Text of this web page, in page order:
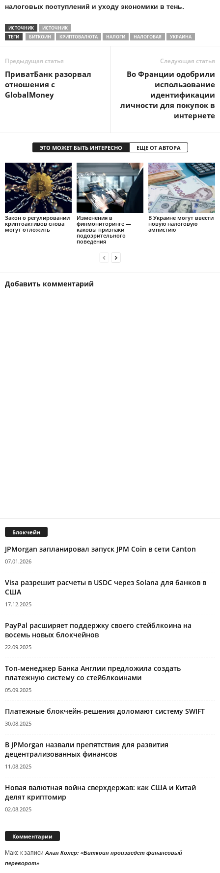
налоговых поступлений и уходу экономики в тень.
ИСТОЧНИК
ИСТОЧНИК
ТЕГИ
БИТКОИН КРИПТОВАЛЮТА НАЛОГИ НАЛОГОВАЯ УКРАИНА
Предыдущая статья
ПриватБанк разорвал
отношения с
GlobalMoney
Следующая статья
Во Франции одобрили
использование
идентификации
личности для покупок в
интернете
ЭТО МОЖЕТ БЫТЬ ИНТЕРЕСНО ЕЩЕ ОТ АВТОРА
Закон о регулировании
криптоактивов снова
могут отложить
Изменения в
финмониторинге —
каковы признаки
подозрительного
поведения
В Украине могут ввести
новую налоговую
амнистию
Добавить комментарий
Блокчейн
JPMorgan запланировал запуск JPM Coin в сети Canton
07.01.2026
Visa разрешит расчеты в USDC через Solana для банков в
США
17.12.2025
PayPal расширяет поддержку своего стейблкоина на
восемь новых блокчейнов
22.09.2025
Топ-менеджер Банка Англии предложила создать
платежную систему со стейблкоинами
05.09.2025
Платежные блокчейн-решения доломают систему SWIFT
30.08.2025
В JPMorgan назвали препятствия для развития
децентрализованных финансов
11.08.2025
Новая валютная война сверхдержав: как США и Китай
делят криптомир
02.08.2025
Комментарии
Макс к записи Алан Колер: «Биткоин произведет финансовый
переворот»